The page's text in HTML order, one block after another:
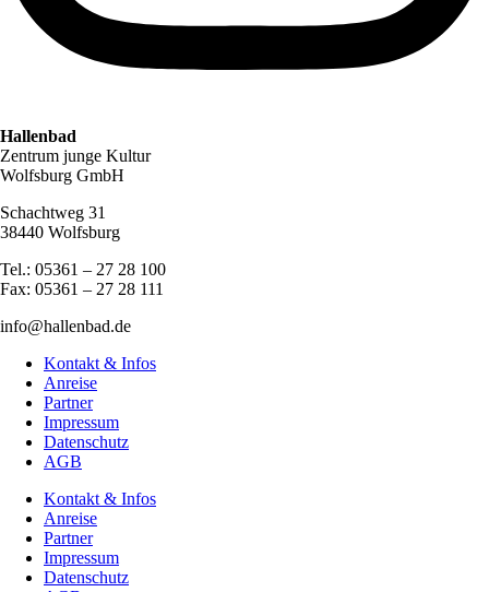
Hallenbad
Zentrum junge Kultur
Wolfsburg GmbH
Schachtweg 31
38440 Wolfsburg
Tel.: 05361 – 27 28 100
Fax: 05361 – 27 28 111
info@hallenbad.de
Kontakt & Infos
Anreise
Partner
Impressum
Datenschutz
AGB
Kontakt & Infos
Anreise
Partner
Impressum
Datenschutz